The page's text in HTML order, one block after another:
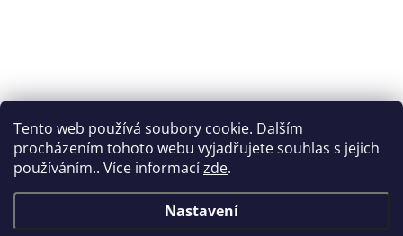
Tento web používá soubory cookie. Dalším
procházením tohoto webu vyjadřujete souhlas s jejich
používáním.. Více informacízde.
Nastavení